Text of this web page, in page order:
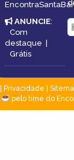
ANUNCIE:
Com
destaque |
Grátis
Privacidade
pelo time do